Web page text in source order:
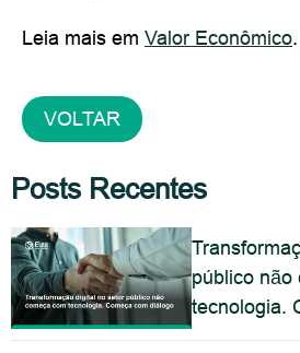
Leia mais em Valor Econômico.
VOLTAR
Posts Recentes
público não
tecnologia.